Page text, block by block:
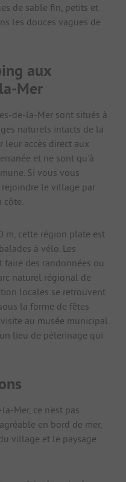
de sable fin, petits et
les douces vagues de
aux
Mer
de-la-Mer sont situés à
naturels intacts de la
leur accès direct aux
et ne sont qu'à
Si vous vous
le village par
m, cette région plate est
à vélo. Les
des randonnées ou
naturel régional de
locales se retrouvent
la forme de fêtes
au musée municipal.
lieu de pèlerinage qui
Mer, ce n'est pas
en bord de mer,
village et le paysage